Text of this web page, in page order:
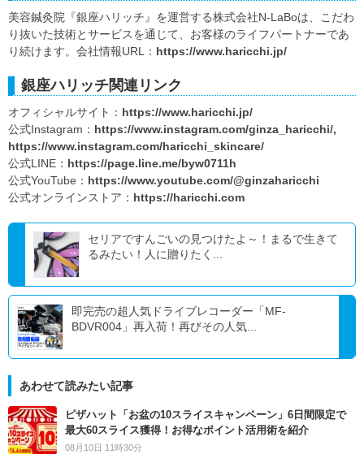
美容鍼灸院『銀座ハリッチ』を運営する株式会社N-LaBoは、こだわ
り抜いた技術とサービスを通じて、お客様のライフパートナーであ
り続けます。会社情報URL： https://www.haricchi.jp/
銀座ハリッチ関連リンク
オフィシャルサイト： https://www.haricchi.jp/
公式Instagram： https://www.instagram.com/ginza_haricchi/,
https://www.instagram.com/haricchi_skincare/
公式LINE： https://page.line.me/byw0711h
公式YouTube： https://www.youtube.com/@ginzaharicchi
公式オンラインストア： https://haricchi.com
セリアですんごいの見つけたよ～！まるで生きて
るみたい！人に贈りたく...
即完売の超人気ドライブレコーダー「MF-
BDVR004」再入荷！再びその人気...
あわせて読みたい記事
ピザハット「お盆の10スライスキャンペーン」6日間限定で
最大60スライス獲得！お得なポイント活用術を紹介
08月10日 11時30分